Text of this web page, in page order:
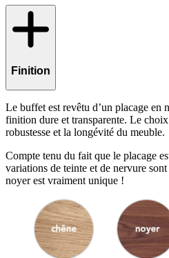
Finition
Le buffet est revêtu d’un placage en
finition dure et transparente. Le
robustesse et la longévité du meuble.
Compte tenu du fait que le placage
variations de teinte et de nervure
noyer est vraiment unique !